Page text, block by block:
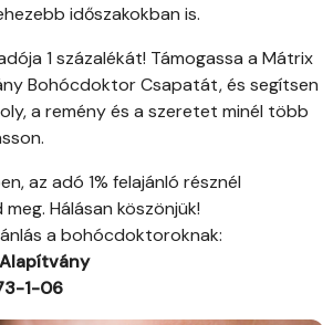
időszakokban is.
1 százalékát! Támogassa a Mátrix
Bohócdoktor Csapatát, és segítsen
a remény és a szeretet minél több
az adó 1% felajánló résznél
Hálásan köszönjük!
a bohócdoktoroknak:
1-06